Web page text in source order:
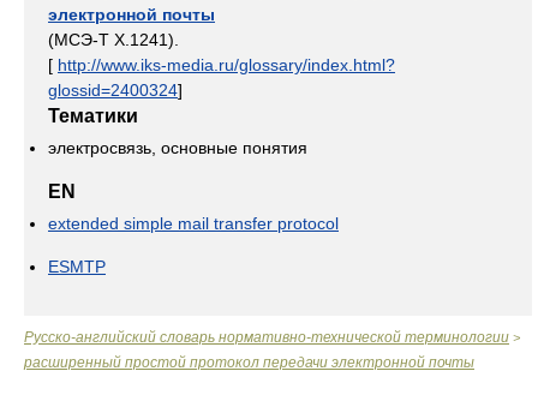
электронной почты
(МСЭ-T X.1241).
[ http://www.iks-media.ru/glossary/index.html?
glossid=2400324]
Тематики
электросвязь, основные понятия
EN
extended simple mail transfer protocol
ESMTP
Русско-английский словарь нормативно-технической терминологии >
расширенный простой протокол передачи электронной почты